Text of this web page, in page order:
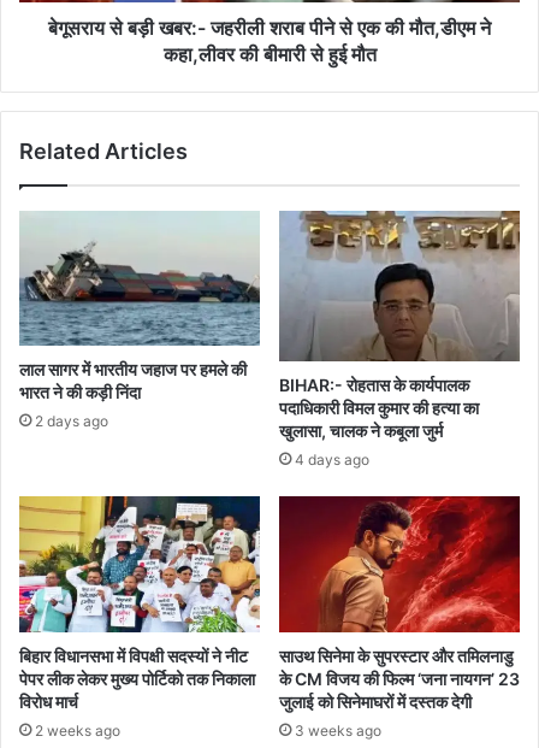
कहा,लीवर
बीमारी
बेगूसराय से बड़ी खबर:- जहरीली शराब पीने से एक की मौत,डीएम ने
कहा,लीवर की बीमारी से हुई मौत
Related Articles
लाल सागर में भारतीय जहाज पर हमले की
भारत ने की कड़ी निंदा
2 days ago
BIHAR:- रोहतास के कार्यपालक
पदाधिकारी विमल कुमार की हत्या का
खुलासा, चालक ने कबूला जुर्म
4 days ago
बिहार विधानसभा में विपक्षी सदस्यों ने नीट
पेपर लीक लेकर मुख्य पोर्टिको तक निकाला
विरोध मार्च
2 weeks ago
साउथ सिनेमा के सुपरस्टार और तमिलनाडु
के CM विजय की फिल्म ‘जना नायगन’ 23
जुलाई को सिनेमाघरों में दस्तक देगी
3 weeks ago